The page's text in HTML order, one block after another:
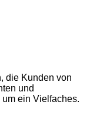
die Kunden von
und
ein Vielfaches.